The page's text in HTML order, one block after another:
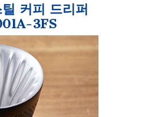
커피 드리퍼
3FS